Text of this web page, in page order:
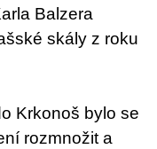
Balzera
skály z roku
Krkonoš bylo se
rozmnožit a